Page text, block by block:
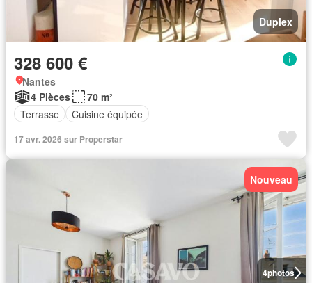
Duplex
328 600 €
Nantes
4 Pièces
70 m²
Terrasse
Cuisine équipée
17 avr. 2026 sur Properstar
4photos
Nouveau